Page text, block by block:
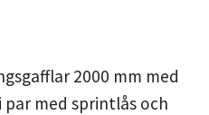
2000 mm med
par med sprintlås och